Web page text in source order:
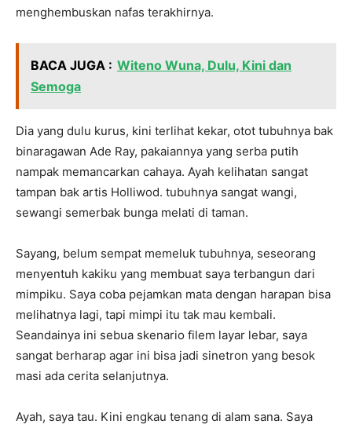
menghembuskan nafas terakhirnya.
BACA JUGA : Witeno Wuna, Dulu, Kini dan
Semoga
Dia yang dulu kurus, kini terlihat kekar, otot tubuhnya bak
binaragawan Ade Ray, pakaiannya yang serba putih
nampak memancarkan cahaya. Ayah kelihatan sangat
tampan bak artis Holliwod. tubuhnya sangat wangi,
sewangi semerbak bunga melati di taman.
Sayang, belum sempat memeluk tubuhnya, seseorang
menyentuh kakiku yang membuat saya terbangun dari
mimpiku. Saya coba pejamkan mata dengan harapan bisa
melihatnya lagi, tapi mimpi itu tak mau kembali.
Seandainya ini sebua skenario filem layar lebar, saya
sangat berharap agar ini bisa jadi sinetron yang besok
masi ada cerita selanjutnya.
Ayah, saya tau. Kini engkau tenang di alam sana. Saya